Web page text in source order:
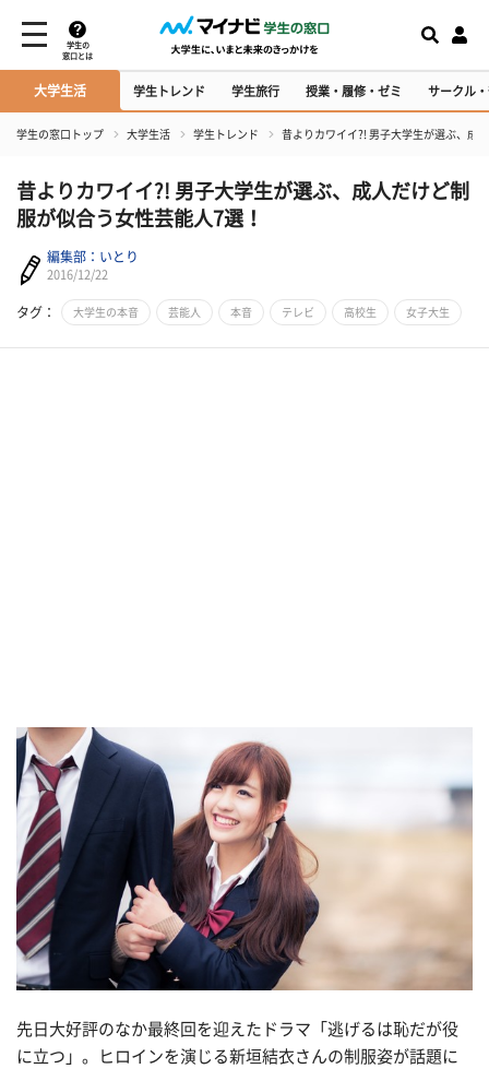
学生の
窓口とは
大学生活 学生トレンド 学生旅行 授業・履修・ゼミ サークル
学生の窓口トップ 大学生活 学生トレンド 昔よりカワイイ?! 男子大学生が選ぶ、成
昔よりカワイイ?! 男子大学生が選ぶ、成人だけど制
服が似合う女性芸能人7選！
編集部：いとり
2016/12/22
タグ： 大学生の本音 芸能人 本音 テレビ 高校生 女子大生
先日大好評のなか最終回を迎えたドラマ「逃げるは恥だが役
に立つ」。ヒロインを演じる新垣結衣さんの制服姿が話題に